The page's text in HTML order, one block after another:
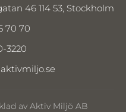
46 114 53, Stockholm
70 70
3220
av Aktiv Miljö AB